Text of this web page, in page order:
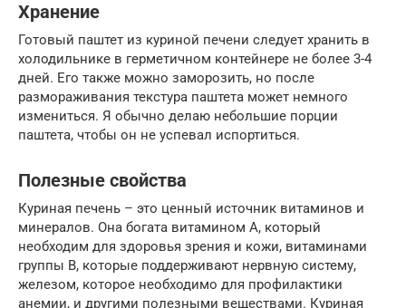
Хранение
Готовый паштет из куриной печени следует хранить в
холодильнике в герметичном контейнере не более 3-4
дней. Его также можно заморозить, но после
размораживания текстура паштета может немного
измениться. Я обычно делаю небольшие порции
паштета, чтобы он не успевал испортиться.
Полезные свойства
Куриная печень – это ценный источник витаминов и
минералов. Она богата витамином А, который
необходим для здоровья зрения и кожи, витаминами
группы B, которые поддерживают нервную систему,
железом, которое необходимо для профилактики
анемии, и другими полезными веществами. Куриная